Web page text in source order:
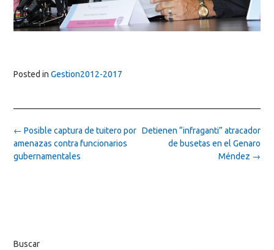
Posted in Gestion2012-2017
Post
navigation
Detienen “infraganti” atracador
de busetas en el Genaro
Méndez →
← Posible captura de tuitero por
amenazas contra funcionarios
gubernamentales
Buscar